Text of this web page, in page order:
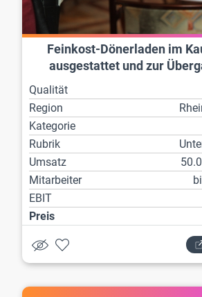
Feinkost-Dönerladen im
ausgestattet und zur
Qualität
Region
Kategorie
Rubrik
Umsatz
Mitarbeiter
EBIT
Preis